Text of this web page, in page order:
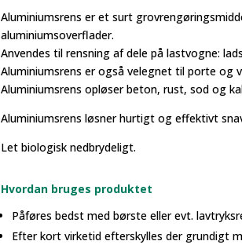
Aluminiumsrens er et surt
aluminiumsoverflader.
Anvendes til rensning af dele på lastvogne:
Aluminiumsrens er også velegnet til porte og
Aluminiumsrens opløser beton, rust, sod og
Aluminiumsrens løsner hurtigt og effektivt
Let biologisk nedbrydeligt.
Hvordan bruges produktet
Påføres bedst med børste eller evt.
Efter kort virketid efterskylles der grundigt